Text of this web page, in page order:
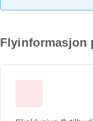
Flyinformasjon